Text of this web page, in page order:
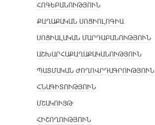
ՀՈԳԵԲԱՆՈՒԹՅՈՒՆ
ՔԱՂԱՔԱԿԱՆ ՍՈՑԻՈԼՈԳԻԱ
ՍՈՑԻԱԼԱԿԱՆ ՄԱՐԴԱԲԱՆՈՒԹՅՈՒՆ
ԱՇԽԱՐՀԱՔԱՂԱՔԱԿԱՆՈՒԹՅՈՒՆ
ՊԱՏՄԱԿԱՆ ԺՈՂՈՎՐԴԱԳՐՈՒԹՅՈՒՆ
ՀՆԱԳԻՏՈՒԹՅՈՒՆ
ՄՇԱԿՈՒՅԹ
ՀԻՇՈՂՈՒԹՅՈՒՆ